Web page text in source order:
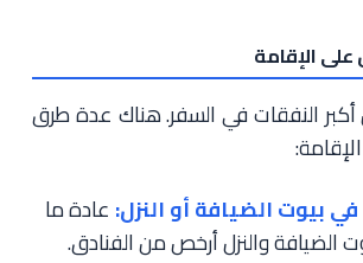
أكبر النفقات في السفر. هناك عدة طرق
في بيوت الضيافة أو النزل: عادة ما
الضيافة والنزل أرخص من الفنادق.